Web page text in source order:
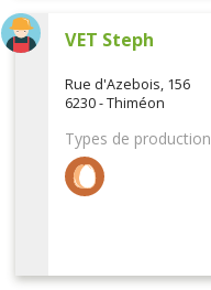
VET Steph
Rue d'Azebois, 156
6230 - Thiméon
Types de production